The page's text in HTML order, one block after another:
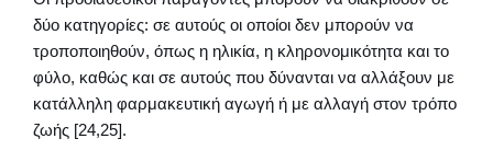
δύο κατηγορίες: σε αυτούς οι οποίοι δεν μπορούν να
τροποποιηθούν, όπως η ηλικία, η κληρονομικότητα και το
φύλο, καθώς και σε αυτούς που δύνανται να αλλάξουν με
κατάλληλη φαρμακευτική αγωγή ή με αλλαγή στον τρόπο
ζωής [24,25].